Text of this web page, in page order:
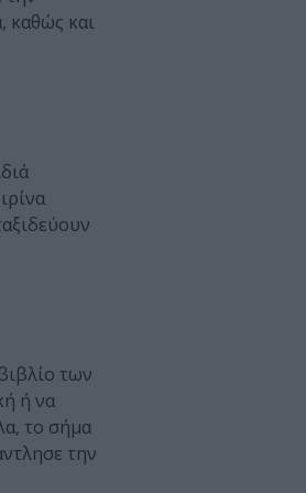
καθώς και
των
ή να
το σήμα
την